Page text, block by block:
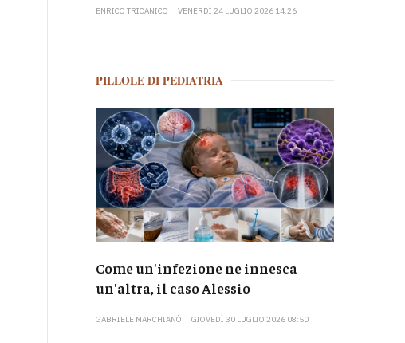
ENRICO TRICANICO VENERDÌ 24 LUGLIO 2026 14:26
PILLOLE DI PEDIATRIA
Come un'infezione ne innesca
un'altra, il caso Alessio
GABRIELE MARCHIANÒ GIOVEDÌ 30 LUGLIO 2026 08:50